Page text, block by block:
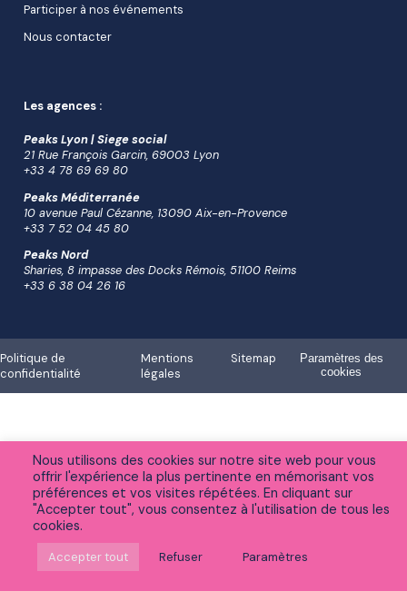
Participer à nos événements
Nous contacter
Les agences :
Peaks Lyon | Siege social
21 Rue François Garcin, 69003 Lyon
+33 4 78 69 69 80
Peaks Méditerranée
10 avenue Paul Cézanne, 13090 Aix-en-Provence
+33 7 52 04 45 80
Peaks Nord
Sharies, 8 impasse des Docks Rémois, 51100 Reims
+33 6 38 04 26 16
Politique de
confidentialité
Mentions
légales
Sitemap
Paramètres des
cookies
Nous utilisons des cookies sur notre site web pour vous
offrir l'expérience la plus pertinente en mémorisant vos
préférences et vos visites répétées. En cliquant sur
"Accepter tout", vous consentez à l'utilisation de tous les
cookies.
Accepter tout Refuser Paramètres